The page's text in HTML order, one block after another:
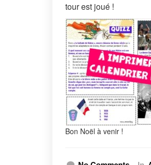
tour est joué !
Bon Noël à venir !